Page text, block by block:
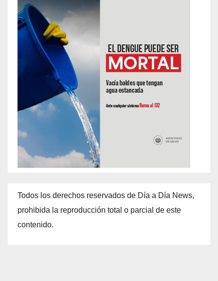
Todos los derechos reservados de Día a Día News,
prohibida la reproducción total o parcial de este
contenido.